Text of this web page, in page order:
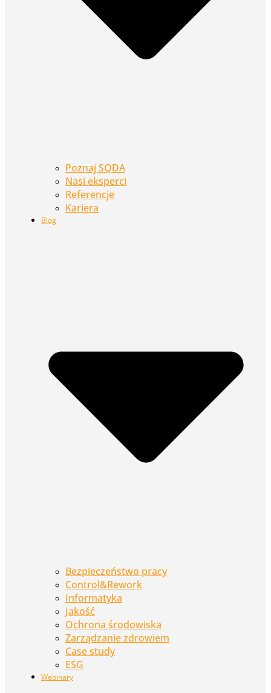
Poznaj SQDA
Nasi eksperci
Referencje
Kariera
Blog
Bezpieczeństwo pracy
Control&Rework
Informatyka
Jakość
Ochrona środowiska
Zarządzanie zdrowiem
Case study
ESG
Webinary